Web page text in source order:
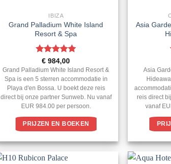
IBIZA
Grand Palladium White Island
Resort & Spa
Gewaardeerd
5uit 5
€ 984,00
Grand Palladium White Island Resort &
Spa is een 5 sterren accommodatie in
Playa d'en Bossa. U boekt deze reis
direct bij onze partner Sunweb. Nu vanaf
EUR 984.00 per persoon.
PRIJZEN EN BOEKEN
Asia
Asia
reis direct
vanaf